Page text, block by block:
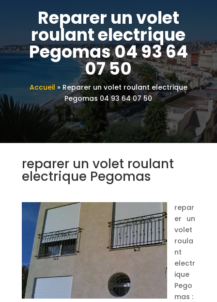
Reparer un volet
roulant electrique
Pegomas 04 93 64
07 50
Accueil » Reparer un volet roulant electrique
Pegomas 04 93 64 07 50
reparer un volet roulant
electrique Pegomas
repar
er un
volet
roula
nt
electr
ique
Pego
mas :